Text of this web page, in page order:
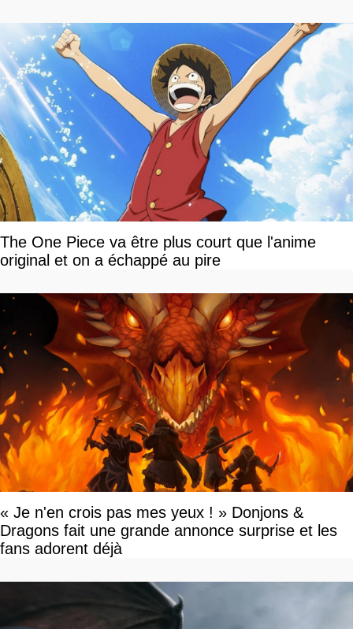
The One Piece va être plus court que l'anime
original et on a échappé au pire
« Je n'en crois pas mes yeux ! » Donjons &
Dragons fait une grande annonce surprise et les
fans adorent déjà